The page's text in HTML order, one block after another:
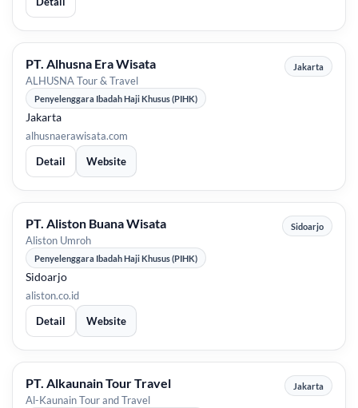
PT. Alhusna Era Wisata
ALHUSNA Tour & Travel
Jakarta
Penyelenggara Ibadah Haji Khusus (PIHK)
Jakarta
alhusnaerawisata.com
Detail
Website
PT. Aliston Buana Wisata
Aliston Umroh
Sidoarjo
Penyelenggara Ibadah Haji Khusus (PIHK)
Sidoarjo
aliston.co.id
Detail
Website
PT. Alkaunain Tour Travel
Al-Kaunain Tour and Travel
Jakarta